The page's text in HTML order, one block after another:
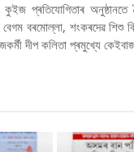
প্ৰতিযোগিতাৰ
বৰমোল্লা, শংকৰদেৱ শিশু
দীপ কলিতা প্ৰমুখ্যে